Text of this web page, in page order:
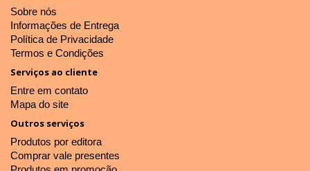
Sobre nós
Informações de Entrega
Política de Privacidade
Termos e Condições
Serviços ao cliente
Entre em contato
Mapa do site
Outros serviços
Produtos por editora
Comprar vale presentes